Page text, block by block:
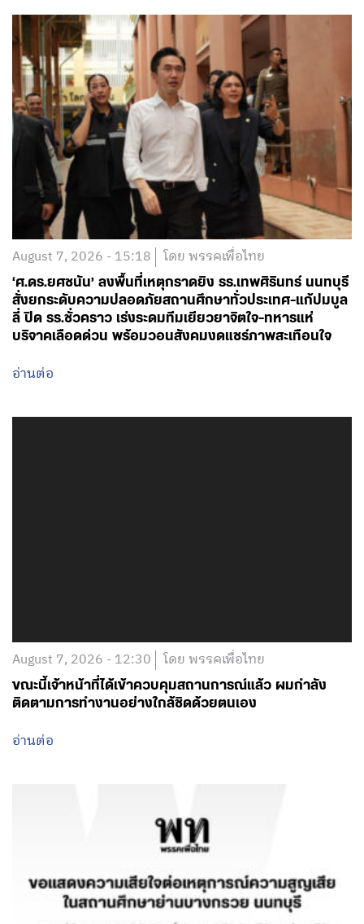
August 7, 2026 - 15:18 โดย พรรคเพื่อไทย
‘ศ.ดร.ยศชนัน’ ลงพื้นที่เหตุกราดยิง รร.เทพศิรินทร์ นนทบุรี
สั่งยกระดับความปลอดภัยสถานศึกษาทั่วประเทศ-แก้ปมบูล
ลี่ ปิด รร.ชั่วคราว เร่งระดมทีมเยียวยาจิตใจ-ทหารแห่
บริจาคเลือดด่วน พร้อมวอนสังคมงดแชร์ภาพสะเทือนใจ
อ่านต่อ
August 7, 2026 - 12:30 โดย พรรคเพื่อไทย
ขณะนี้เจ้าหน้าที่ได้เข้าควบคุมสถานการณ์แล้ว ผมกำลัง
ติดตามการทำงานอย่างใกล้ชิดด้วยตนเอง
อ่านต่อ